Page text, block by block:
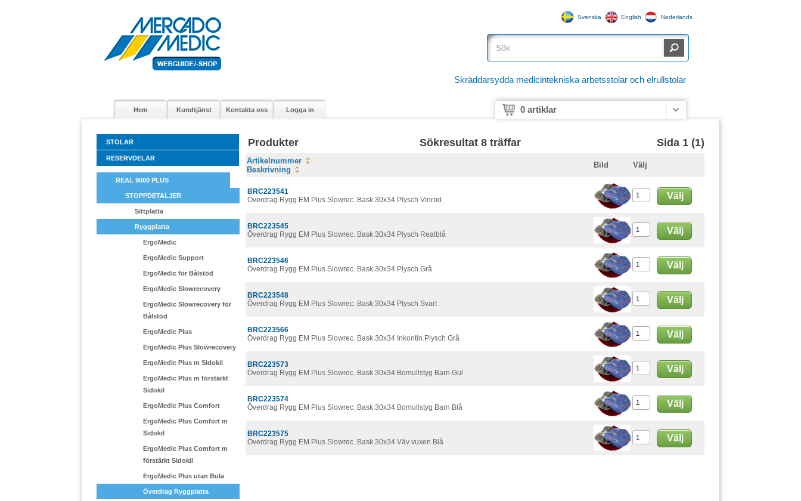
Svenska English Nederlands
Skräddarsydda medicintekniska arbetsstolar och elrullstolar
Hem Kundtjänst Kontakta oss Logga in 0 artiklar
STOLAR
RESERVDELAR
REAL 9000 PLUS
STOPPDETALJER
Sittplatta
Ryggplatta
ErgoMedic
ErgoMedic Support
ErgoMedic för Bålstöd
ErgoMedic Slowrecovery
ErgoMedic Slowrecovery för
Bålstöd
ErgoMedic Plus
ErgoMedic Plus Slowrecovery
ErgoMedic Plus m Sidokil
ErgoMedic Plus m förstärkt
Sidokil
ErgoMedic Plus Comfort
ErgoMedic Plus Comfort m
Sidokil
ErgoMedic Plus Comfort m
förstärkt Sidokil
ErgoMedic Plus utan Bula
Överdrag Ryggplatta
Produkter Sökresultat 8 träffar Sida 1 (1)
Artikelnummer
Beskrivning
Bild Välj
BRC223541
Överdrag Rygg EM Plus Slowrec. Bask.30x34 Plysch Vinröd
Välj
BRC223545
Överdrag Rygg EM Plus Slowrec. Bask.30x34 Plysch Realblå
Välj
BRC223546
Överdrag Rygg EM Plus Slowrec. Bask.30x34 Plysch Grå
Välj
BRC223548
Överdrag Rygg EM Plus Slowrec. Bask.30x34 Plysch Svart
Välj
BRC223566
Överdrag Rygg EM Plus Slowrec. Bask.30x34 Inkontin.Plysch Grå
Välj
BRC223573
Överdrag Rygg EM Plus Slowrec. Bask.30x34 Bomullstyg Barn Gul
Välj
BRC223574
Överdrag Rygg EM Plus Slowrec. Bask.30x34 Bomullstyg Barn Blå
Välj
BRC223575
Överdrag Rygg EM Plus Slowrec. Bask.30x34 Väv vuxen Blå
Välj